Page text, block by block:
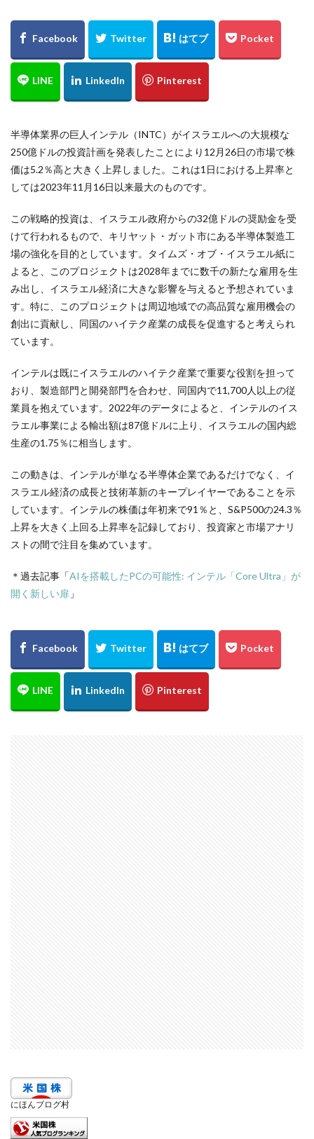
半導体業界の巨人インテル（INTC）がイスラエルへの大規模な
250億ドルの投資計画を発表したことにより12月26日の市場で株
価は5.2％高と大きく上昇しました。これは1日における上昇率と
しては2023年11月16日以来最大のものです。
この戦略的投資は、イスラエル政府からの32億ドルの奨励金を受
けて行われるもので、キリヤット・ガット市にある半導体製造工
場の強化を目的としています。タイムズ・オブ・イスラエル紙に
よると、このプロジェクトは2028年までに数千の新たな雇用を生
み出し、イスラエル経済に大きな影響を与えると予想されていま
す。特に、このプロジェクトは周辺地域での高品質な雇用機会の
創出に貢献し、同国のハイテク産業の成長を促進すると考えられ
ています。
インテルは既にイスラエルのハイテク産業で重要な役割を担って
おり、製造部門と開発部門を合わせ、同国内で11,700人以上の従
業員を抱えています。2022年のデータによると、インテルのイス
ラエル事業による輸出額は87億ドルに上り、イスラエルの国内総
生産の1.75％に相当します。
この動きは、インテルが単なる半導体企業であるだけでなく、イ
スラエル経済の成長と技術革新のキープレイヤーであることを示
しています。インテルの株価は年初来で91％と、S&P500の24.3％
上昇を大きく上回る上昇率を記録しており、投資家と市場アナリ
ストの間で注目を集めています。
＊過去記事「AIを搭載したPCの可能性: インテル「Core Ultra」が
開く新しい扉 」
にほんブログ村